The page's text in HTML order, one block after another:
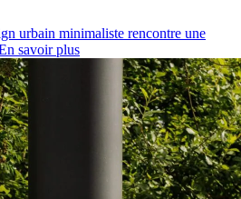
urbain minimaliste rencontre une
savoir plus